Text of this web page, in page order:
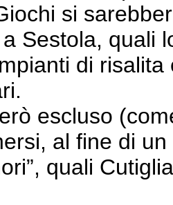
si
a Sestola, quali
di
escluso
al fine di
quali